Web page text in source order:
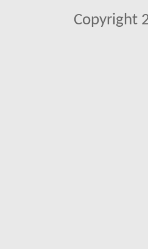
Copyright